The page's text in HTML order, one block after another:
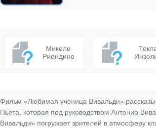
Микеле
Риондино
Фильм «Любимая ученица Вивальди»
Пьета, которая под руководством Антонио
Вивальди» погружает зрителей в атмосферу